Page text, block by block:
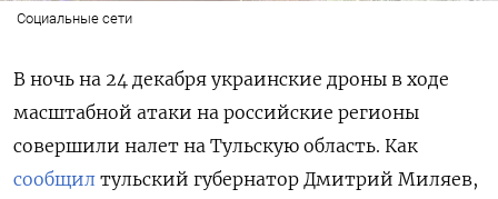
Социальные сети
В ночь на 24 декабря украинские дроны в ходе
масштабной атаки на российские регионы
совершили налет на Тульскую область. Как
сообщил тульский губернатор Дмитрий Миляев,